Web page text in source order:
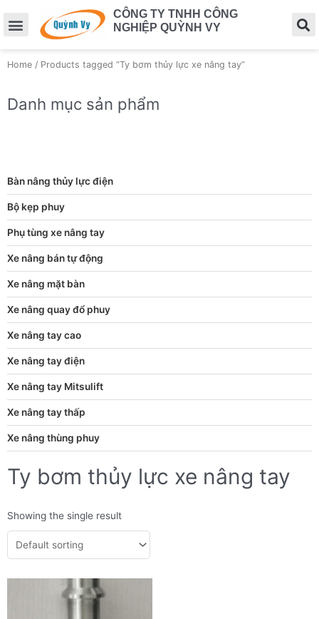
CÔNG TY TNHH CÔNG
NGHIỆP QUỲNH VY
Home / Products tagged “Ty bơm thủy lực xe nâng tay”
Danh mục sản phẩm
Bàn nâng thủy lực điện
Bộ kẹp phuy
Phụ tùng xe nâng tay
Xe nâng bán tự động
Xe nâng mặt bàn
Xe nâng quay đổ phuy
Xe nâng tay cao
Xe nâng tay điện
Xe nâng tay Mitsulift
Xe nâng tay thấp
Xe nâng thùng phuy
Ty bơm thủy lực xe nâng tay
Showing the single result